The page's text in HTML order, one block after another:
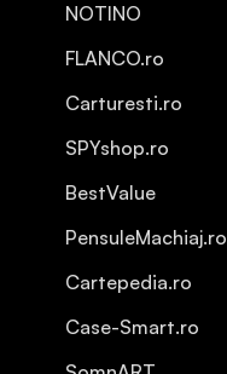
NOTINO
FLANCO.ro
Carturesti.ro
SPYshop.ro
BestValue
PensuleMachiaj.ro
Cartepedia.ro
Case-Smart.ro